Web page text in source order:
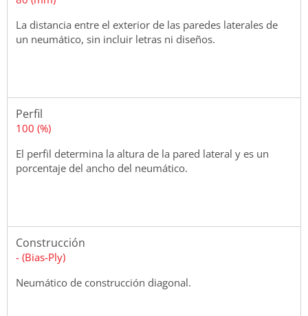
La distancia entre el exterior de las paredes laterales de
un neumático, sin incluir letras ni diseños.
Perfil
100 (%)
El perfil determina la altura de la pared lateral y es un
porcentaje del ancho del neumático.
Construcción
- (Bias-Ply)
Neumático de construcción diagonal.